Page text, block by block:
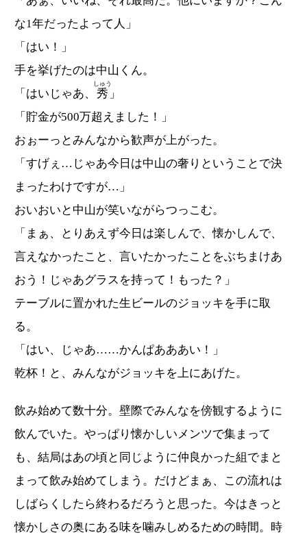
な1年だったよって人」
「はい！」
手を挙げたのは中山くん。
「はいじゃあ、 秀
しゅう
」
「貯金が500万超えました！」
おぉーっとみんなから歓声が上がった。
「すげぇ…じゃあ今日は中山の奢りということで決
まったわけですが…」
おいおいと中山が笑いながらつっこむ。
「まぁ、とりあえず今日は楽しんで、懐かしんで、
言えなかったこと、言いたかったことをぶちまけあ
おう！じゃあグラスを持って！もった？」
テーブルに置かれた生ビールのジョッキを手に取
る。
「はい、じゃあ……かんぱあああい！」
乾杯！と、みんながジョッキを上にあげた。
飲み始めて数十分。壁際でみんなを傍観するように
飲んでいた。やっぱり懐かしいメンツで集まって
も、結局はあの頃と同じように仲良かった組でまと
まって飲み始めてしまう。だけどまぁ、この流れは
しばらくしたら終わるだろうと思った。今はきっと
懐かしさの奥にある味を噛みしめるための時間。時